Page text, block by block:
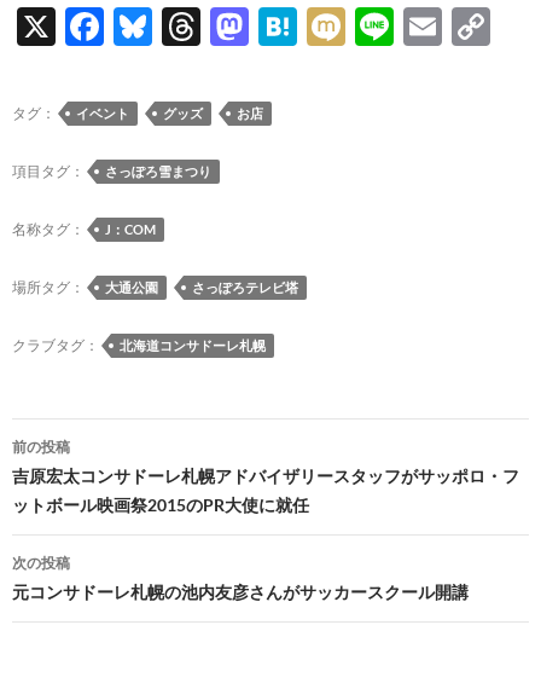
X
F
e
b
o
o
k
Bl
es
k
y
T
e
a
ds
M
to
d
H
M Li
E
タグ： イベント グッズ お店
項目タグ： さっぽろ雪まつり
名称タグ： J：COM
場所タグ： 大通公園 さっぽろテレビ塔
クラブタグ： 北海道コンサドーレ札幌
投
稿
ナ
ビ
ゲ
前の投稿
吉原宏太コンサドーレ札幌アドバイザリースタッフがサッポロ・フ
ットボール映画祭2015のPR大使に就任
次の投稿
元コンサドーレ札幌の池内友彦さんがサッカースクール開講